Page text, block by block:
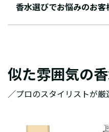
香水選びでお悩みのお客
似た雰囲気の
／プロのスタイリストが